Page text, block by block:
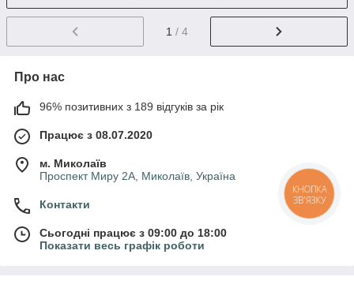
1 / 4
Про нас
96% позитивних з 189 відгуків за рік
Працює з 08.07.2020
м. Миколаїв
Проспект Миру 2А, Миколаїв, Україна
Контакти
Сьогодні працює з 09:00 до 18:00
Показати весь графік роботи
КНОПКА
ЗВ'ЯЗКУ